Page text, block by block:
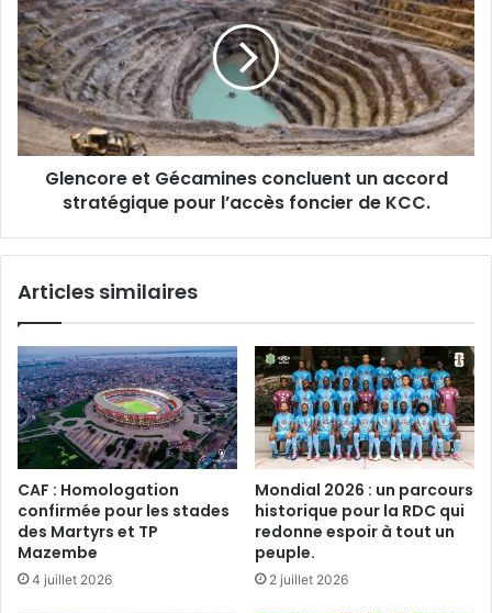
Gécamines
concluent
un
accord
stratégique
pour
l’accès
foncierGlencore et Gécamines concluent un accord
stratégique pour l’accès foncier de KCC.
Articles similaires
CAF : Homologation
confirmée pour les stades
des Martyrs et TP
Mazembe
4 juillet 2026
Mondial 2026 : un parcours
historique pour la RDC qui
redonne espoir à tout un
peuple.
2 juillet 2026